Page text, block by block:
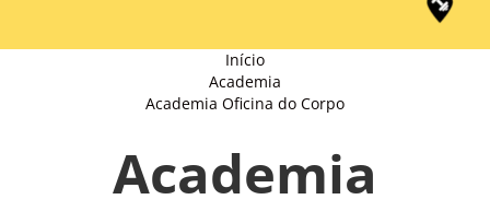
Início
Academia
Academia Oficina do Corpo
Academia